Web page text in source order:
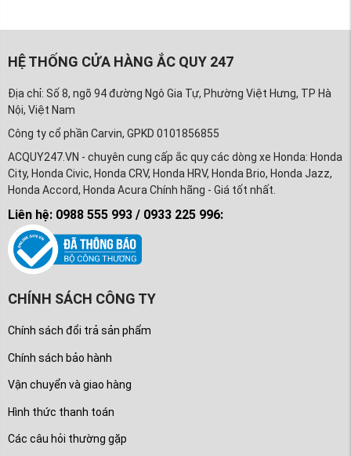
HỆ THỐNG CỬA HÀNG ẮC QUY 247
Địa chỉ: Số 8, ngõ 94 đường Ngô Gia Tự, Phường Việt Hưng, TP Hà
Nội, Việt Nam
Công ty cổ phần Carvin, GPKD 0101856855
ACQUY247.VN - chuyên cung cấp ắc quy các dòng xe Honda: Honda
City, Honda Civic, Honda CRV, Honda HRV, Honda Brio, Honda Jazz,
Honda Accord, Honda Acura Chính hãng - Giá tốt nhất.
Liên hệ: 0988 555 993 / 0933 225 996:
CHÍNH SÁCH CÔNG TY
Chính sách đổi trả sản phẩm
Chính sách bảo hành
Vận chuyển và giao hàng
Hình thức thanh toán
Các câu hỏi thường gặp